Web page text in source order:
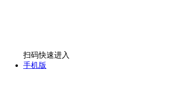
扫码快速进入
手机版